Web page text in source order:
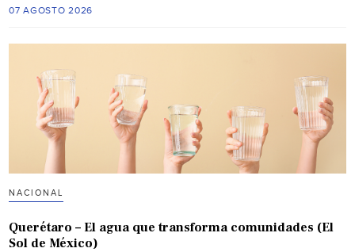
07 AGOSTO 2026
NACIONAL
Querétaro – El agua que transforma comunidades (El
Sol de México)